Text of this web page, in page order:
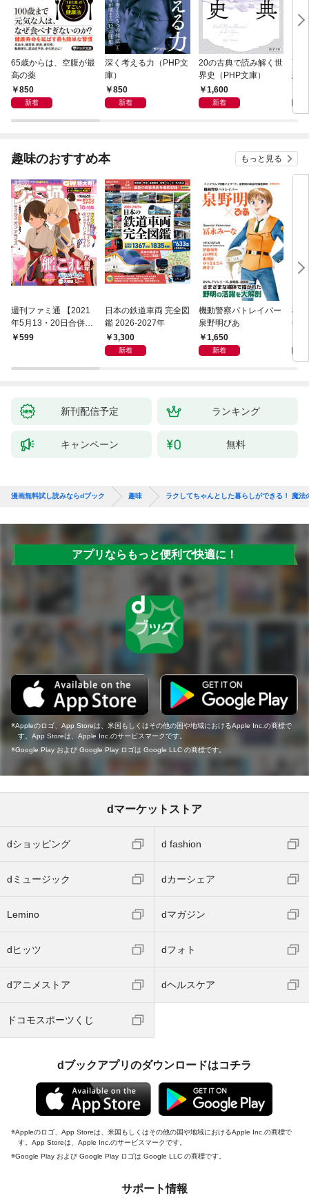
65歳からは、空腹が最
高の薬
850
新着
深く考える力（PHP文
庫）
850
新着
20の古典で読み解く世
界史（PHP文庫）
1,600
新着
面
恐
趣味のおすすめ本 もっと見る
週刊ファミ通 【2021
年5月13・20日合併
号】599
日本の鉄道車両 完全図
鑑 2026-2027年
3,300
新着
機動警察パトレイバー
泉野明ぴあ
1,650
新着
機
後
新刊配信予定 ランキング
キャンペーン 無料
漫画無料試し読みならdブック 趣味 ラクしてちゃんとした暮らしができる！ 魔法
アプリならもっと便利で快適に！
Appleのロゴ、App Storeは、米国もしくはその他の国や地域におけるApple Inc.の商標で
す。App Storeは、Apple Inc.のサービスマークです。
Google Play および Google Play ロゴは Google LLC の商標です。
dマーケットストア
dショッピング d fashion
dミュージック dカーシェア
Lemino dマガジン
dヒッツ dフォト
dアニメストア dヘルスケア
ドコモスポーツくじ
dブックアプリのダウンロードはコチラ
Appleのロゴ、App Storeは、米国もしくはその他の国や地域におけるApple Inc.の商標で
す。App Storeは、Apple Inc.のサービスマークです。
Google Play および Google Play ロゴは Google LLC の商標です。
サポート情報